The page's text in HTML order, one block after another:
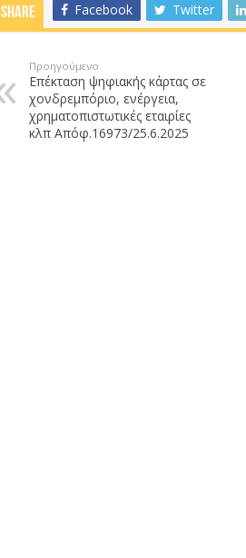
Share Facebook Twitter
Προηγούμενο
Επέκταση ψηφιακής κάρτας σε
χονδρεμπόριο, ενέργεια,
χρηματοπιστωτικές εταιρίες
κλπ Απόφ.16973/25.6.2025